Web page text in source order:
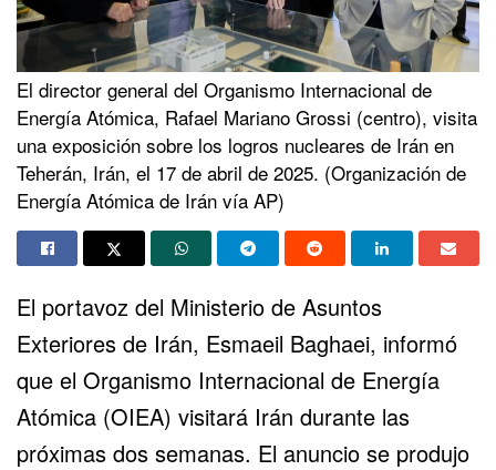
El director general del Organismo Internacional de
Energía Atómica, Rafael Mariano Grossi (centro), visita
una exposición sobre los logros nucleares de Irán en
Teherán, Irán, el 17 de abril de 2025. (Organización de
Energía Atómica de Irán vía AP)
El portavoz del Ministerio de Asuntos
Exteriores de Irán, Esmaeil Baghaei, informó
que el Organismo Internacional de Energía
Atómica (OIEA) visitará Irán durante las
próximas dos semanas. El anuncio se produjo